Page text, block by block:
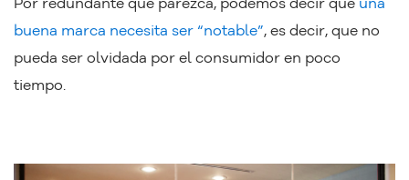
buena marca necesita ser “notable”, es decir, que no
pueda ser olvidada por el consumidor en poco
tiempo.